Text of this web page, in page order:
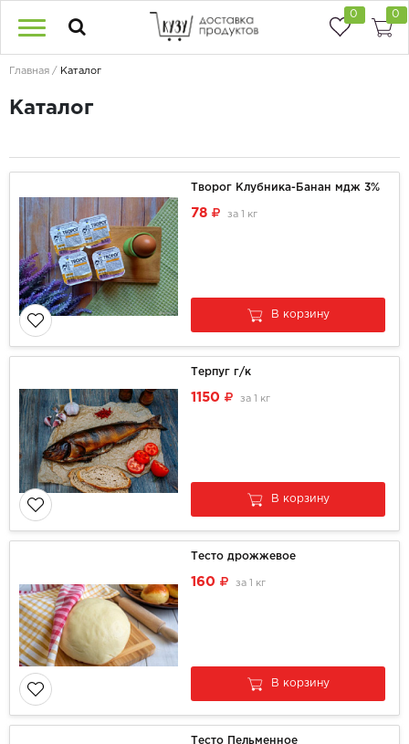
0 0
Главная Каталог
Каталог
Творог Клубника-Банан мдж 3%
78 за 1 кг
В корзину
Терпуг г/к
1150 за 1 кг
В корзину
Тесто дрожжевое
160 за 1 кг
В корзину
Тесто Пельменное